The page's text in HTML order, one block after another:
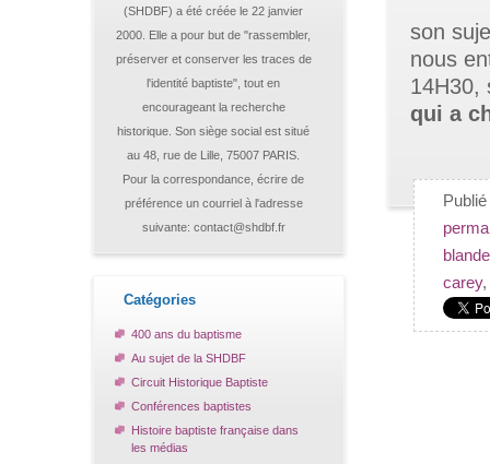
(SHDBF) a été créée le 22 janvier
2000. Elle a pour but de "rassembler,
préserver et conserver les traces de
l'identité baptiste", tout en
encourageant la recherche
historique. Son siège social est situé
au 48, rue de Lille, 75007 PARIS.
Pour la correspondance, écrire de
préférence un courriel à l'adresse
suivante: contact@shdbf.fr
Catégories
400 ans du baptisme
Au sujet de la SHDBF
Circuit Historique Baptiste
Conférences baptistes
Histoire baptiste française dans
les médias
son
nous
14H30,
qui a
carey,